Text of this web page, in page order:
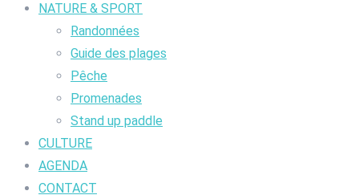
NATURE & SPORT
Randonnées
Guide des plages
Pêche
Promenades
Stand up paddle
CULTURE
AGENDA
CONTACT